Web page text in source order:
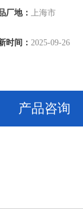
厂地：上海市
时间：2025-09-26
产品咨询